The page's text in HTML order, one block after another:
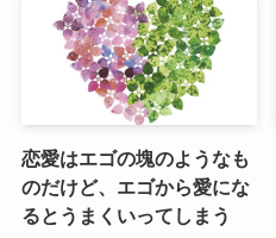
恋愛はエゴの塊のようなも
のだけど、エゴから愛にな
るとうまくいってしまう